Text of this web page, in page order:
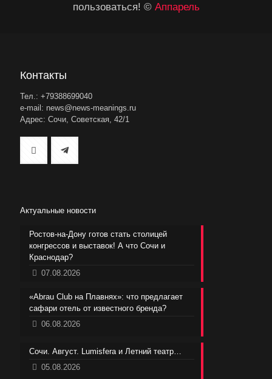
пользоваться! © Аппарель
Контакты
Тел.: +79388699040
e-mail: news@news-meanings.ru
Адрес: Сочи, Советская, 42/1
Актуальные новости
Ростов-на-Дону готов стать столицей
конгрессов и выставок! А что Сочи и
Краснодар?
07.08.2026
«Abrau Club на Плавнях»: что предлагает
сафари отель от известного бренда?
06.08.2026
Сочи. Август. Lumisfera и Летний театр…
05.08.2026